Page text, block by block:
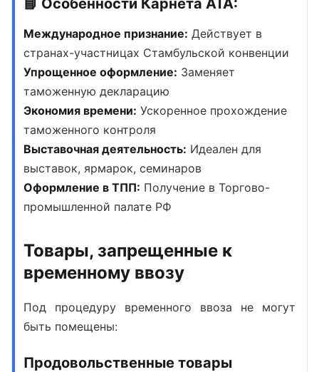
📘 Особенности Карнета АТА:
Международное признание: Действует в
странах-участницах Стамбульской конвенции
Упрощенное оформление: Заменяет
таможенную декларацию
Экономия времени: Ускоренное прохождение
таможенного контроля
Выставочная деятельность: Идеален для
выставок, ярмарок, семинаров
Оформление в ТПП: Получение в Торгово-
промышленной палате РФ
Товары, запрещенные к
временному ввозу
Под процедуру временного ввоза не могут
быть помещены:
Продовольственные товары